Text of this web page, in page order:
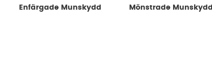
Enfärgade Munskydd Mönstrade Munskydd